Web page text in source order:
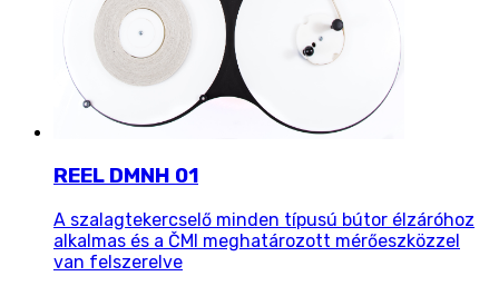
REEL DMNH 01
A szalagtekercselő minden típusú bútor élzáróhoz
alkalmas és a ČMI meghatározott mérőeszközzel
van felszerelve